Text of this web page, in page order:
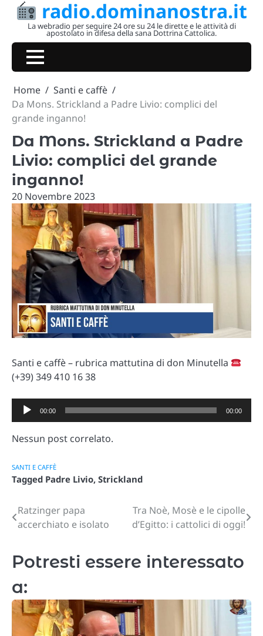
Skip
radio.dominanostra.it
La webradio per seguire 24 ore su 24 le dirette e le attività di
apostolato in difesa della sana Dottrina Cattolica.
Home
Santi e caffè
Da Mons. Strickland a Padre Livio: complici del
grande inganno!
Da Mons. Strickland a Padre
Livio: complici del grande
inganno!
20 Novembre 2023
Santi e caffè – rubrica mattutina di don Minutella
(+39) 349 410 16 38
Audio
Player
00:00 00:00
Nessun post correlato.
SANTI E CAFFÈ
Tagged Padre Livio, Strickland
Navigazione
Ratzinger papa
accerchiato e isolato
Tra Noè, Mosè e le cipolle
d’Egitto: i cattolici di oggi!
Potresti essere interessato
a: